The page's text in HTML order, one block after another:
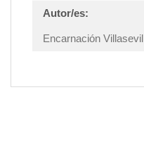
Autor/es:
Encarnación Villasevil